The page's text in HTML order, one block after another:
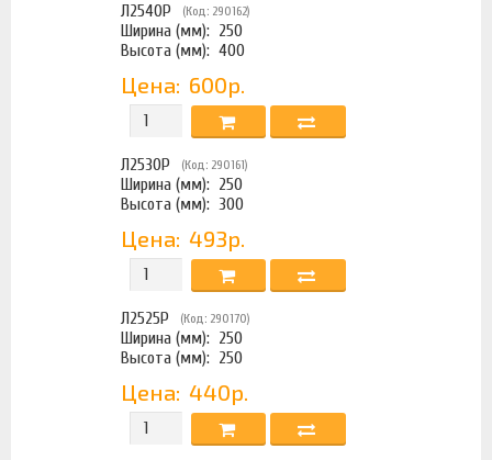
Л2540Р (Код: 290162)
Ширина (мм): 250
Высота (мм): 400
Цена: 600р.
Л2530Р (Код: 290161)
Ширина (мм): 250
Высота (мм): 300
Цена: 493р.
Л2525Р (Код: 290170)
Ширина (мм): 250
Высота (мм): 250
Цена: 440р.